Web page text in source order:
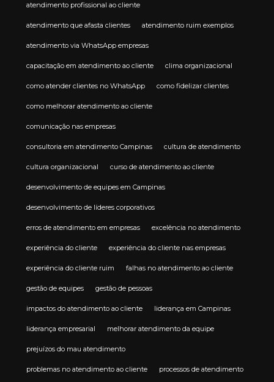
atendimento profissional ao cliente
atendimento que afasta clientes atendimento ruim exemplos
atendimento via WhatsApp empresas
capacitação em atendimento ao cliente clima organizacional
como atender clientes no WhatsApp como fidelizar clientes
como melhorar atendimento ao cliente
comunicação nas empresas
consultoria em atendimento Campinas cultura de atendimento
cultura organizacional curso de atendimento ao cliente
desenvolvimento de equipes em Campinas
desenvolvimento de líderes corporativos
erros de atendimento em empresas excelência no atendimento
experiência do cliente experiência do cliente nas empresas
experiência do cliente ruim falhas no atendimento ao cliente
gestão de equipes gestão de pessoas
impactos do atendimento ao cliente liderança em Campinas
liderança empresarial melhorar atendimento da equipe
prejuízos do mau atendimento
problemas no atendimento ao cliente processos de atendimento